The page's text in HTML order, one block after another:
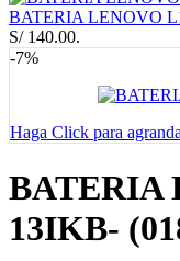
BATERIA LENOVO
S/ 140.00.
-7%
Haga Click para
BATERIA
13IKB-